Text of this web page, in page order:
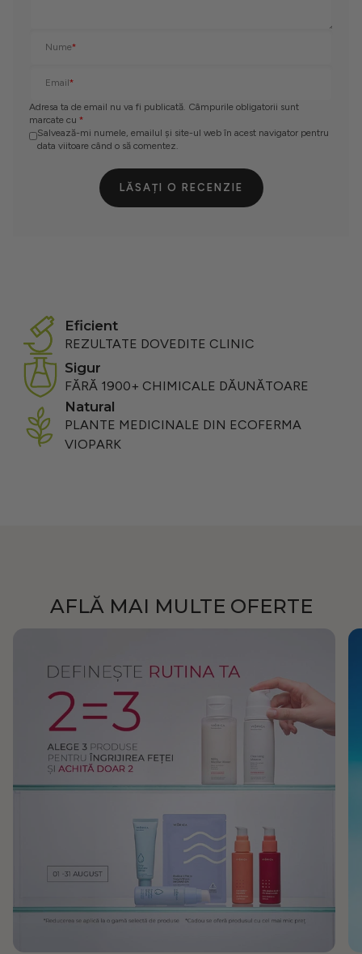
Nume*
Email*
Adresa ta de email nu va fi publicată. Câmpurile obligatorii sunt
marcate cu *
Salvează-mi numele, emailul și site-ul web în acest navigator pentru
data viitoare când o să comentez.
LĂSAȚI O RECENZIE
eficient
REZULTATE DOVEDITE CLINIC
sigur
FĂRĂ 1900+ CHIMICALE DĂUNĂTOARE
natural
PLANTE MEDICINALE DIN ECOFERMA
VIOPARK
AFLĂ MAI MULTE OFERTE